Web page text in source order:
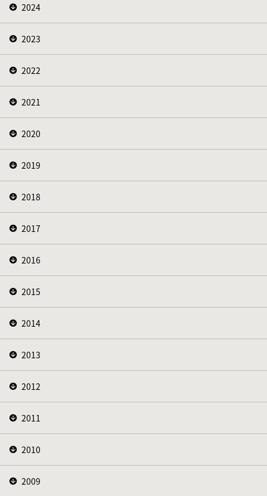
2024
2023
2022
2021
2020
2019
2018
2017
2016
2015
2014
2013
2012
2011
2010
2009